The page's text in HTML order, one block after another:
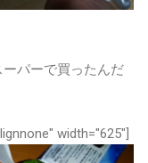
パーで買ったんだ
width="625"]